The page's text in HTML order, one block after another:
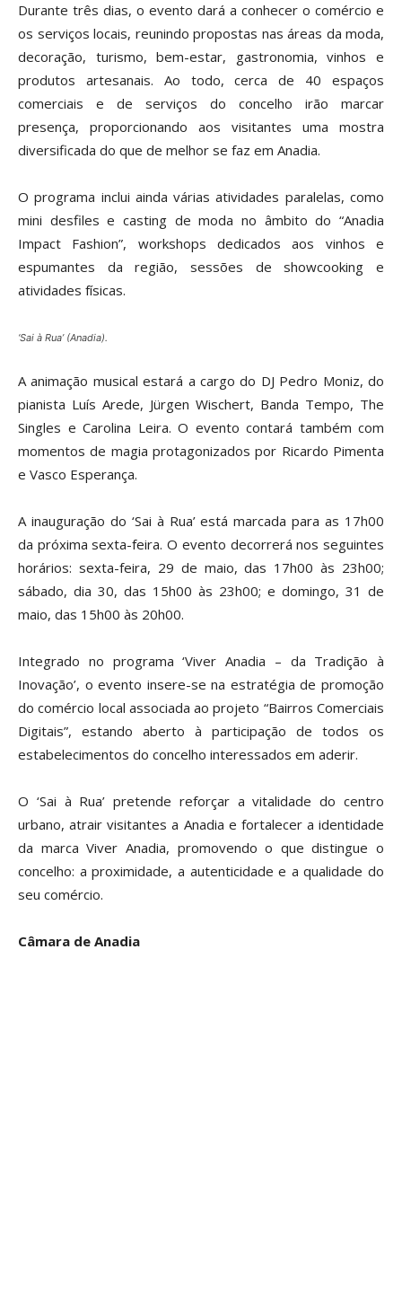
Durante três dias, o evento dará a conhecer o comércio e
os serviços locais, reunindo propostas nas áreas da moda,
decoração, turismo, bem-estar, gastronomia, vinhos e
produtos artesanais. Ao todo, cerca de 40 espaços
comerciais e de serviços do concelho irão marcar
presença, proporcionando aos visitantes uma mostra
diversificada do que de melhor se faz em Anadia.
O programa inclui ainda várias atividades paralelas, como
mini desfiles e casting de moda no âmbito do “Anadia
Impact Fashion”, workshops dedicados aos vinhos e
espumantes da região, sessões de showcooking e
atividades físicas.
‘Sai à Rua’ (Anadia).
A animação musicalestará a cargodo DJ Pedro Moniz, do
pianista Luís Arede, Jürgen Wischert, Banda Tempo, The
Singles e Carolina Leira. O evento contará também com
momentos de magia protagonizados por Ricardo Pimenta
e Vasco Esperança.
A inauguração do ‘Sai à Rua’ está marcada para as 17h00
da próxima sexta-feira. O evento decorrerá nos seguintes
horários: sexta-feira, 29 de maio, das 17h00 às 23h00;
sábado, dia 30, das 15h00 às 23h00; e domingo, 31 de
maio, das 15h00 às 20h00.
Integrado no programa ‘Viver Anadia – da Tradição à
Inovação’, o evento insere-se na estratégia de promoção
do comércio local associada ao projeto “Bairros Comerciais
Digitais”, estando aberto à participação de todos os
estabelecimentos do concelho interessados em aderir.
O ‘Sai à Rua’ pretende reforçar a vitalidade do centro
urbano, atrair visitantes a Anadia e fortalecer a identidade
da marcaViver Anadia, promovendo o que distingue o
concelho: a proximidade, a autenticidade e a qualidade do
seu comércio.
Câmara de Anadia